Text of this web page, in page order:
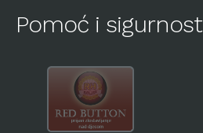
Pomoć i sigurnost